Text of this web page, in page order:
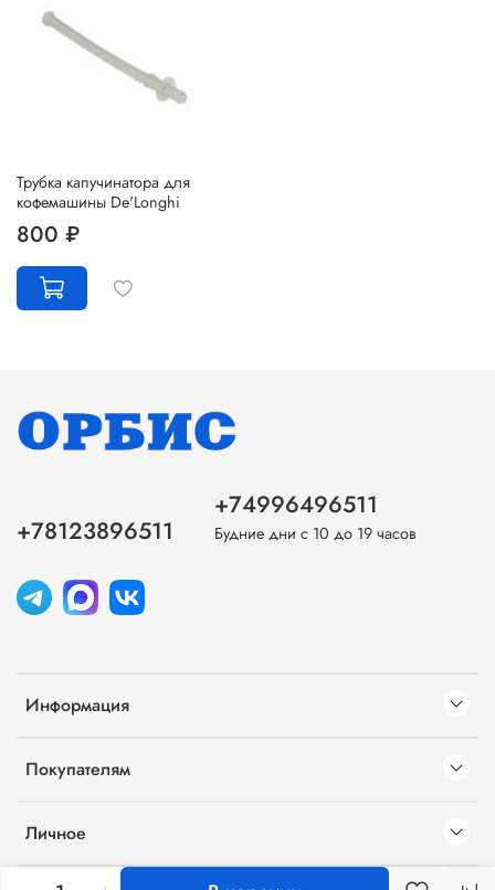
Трубка капучинатора для
кофемашины De'Longhi
800 ₽
Информация
Покупателям
Личное
+78123896511
+74996496511
Будние дни с 10 до 19 часов